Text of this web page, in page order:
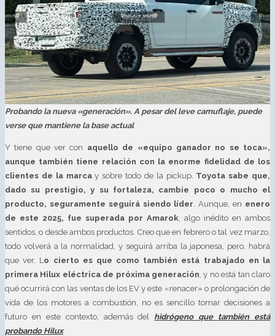
Probando la nueva «generación». A pesar del leve camuflaje, puede
verse que mantiene la base actual
Y tiene que ver con aquello de «equipo ganador no se toca»,
aunque también tiene relación con la enorme fidelidad de los
clientes de la marcay sobre todo de la pickup. Toyota sabe que,
dado su prestigio, y su fortaleza, cambie poco o mucho el
producto, seguramente seguirá siendo líder . Aunque, en enero
de este 2025, fue superada por Amarok , algo inédito en ambos
sentidos, o desde ambos productos. Creo que en febrero o tal vez marzo,
todo volverá a la normalidad, y seguirá arriba la japonesa, pero, habrá
que ver. L o cierto es que como también está trabajado en la
primera Hilux eléctrica de próxima generación , y no está tan claro
qué ocurrirá con las ventas de los EV y este «renacer» o prolongación de
vida de los motores a combustión, no es sencillo tomar decisiones a
futuro en este contexto, además del hidrógeno que también está
probando Hilux.